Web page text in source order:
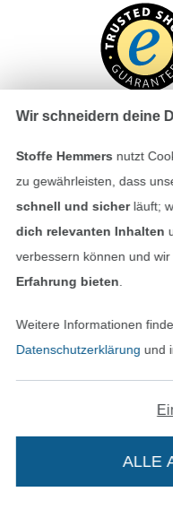
Unsere
Wir schneidern deine
Stoffe Hemmers nutzt
zu gewährleisten, dass
schnell und sicherläuft;
dich relevanten Inhalten
verbessern können und wir
Erfahrung bieten
Weitere Informationen
Datenschutzerklärung und
ALLE